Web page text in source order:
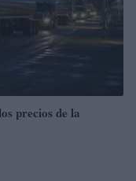
precios de la